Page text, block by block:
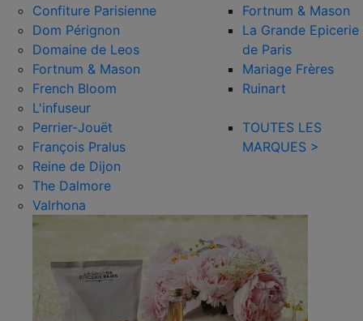
Confiture Parisienne
Dom Pérignon
Domaine de Leos
Fortnum & Mason
French Bloom
L'infuseur
Perrier-Jouët
François Pralus
Reine de Dijon
The Dalmore
Valrhona
Fortnum & Mason
La Grande Epicerie
de Paris
Mariage Frères
Ruinart
TOUTES LES
MARQUES >